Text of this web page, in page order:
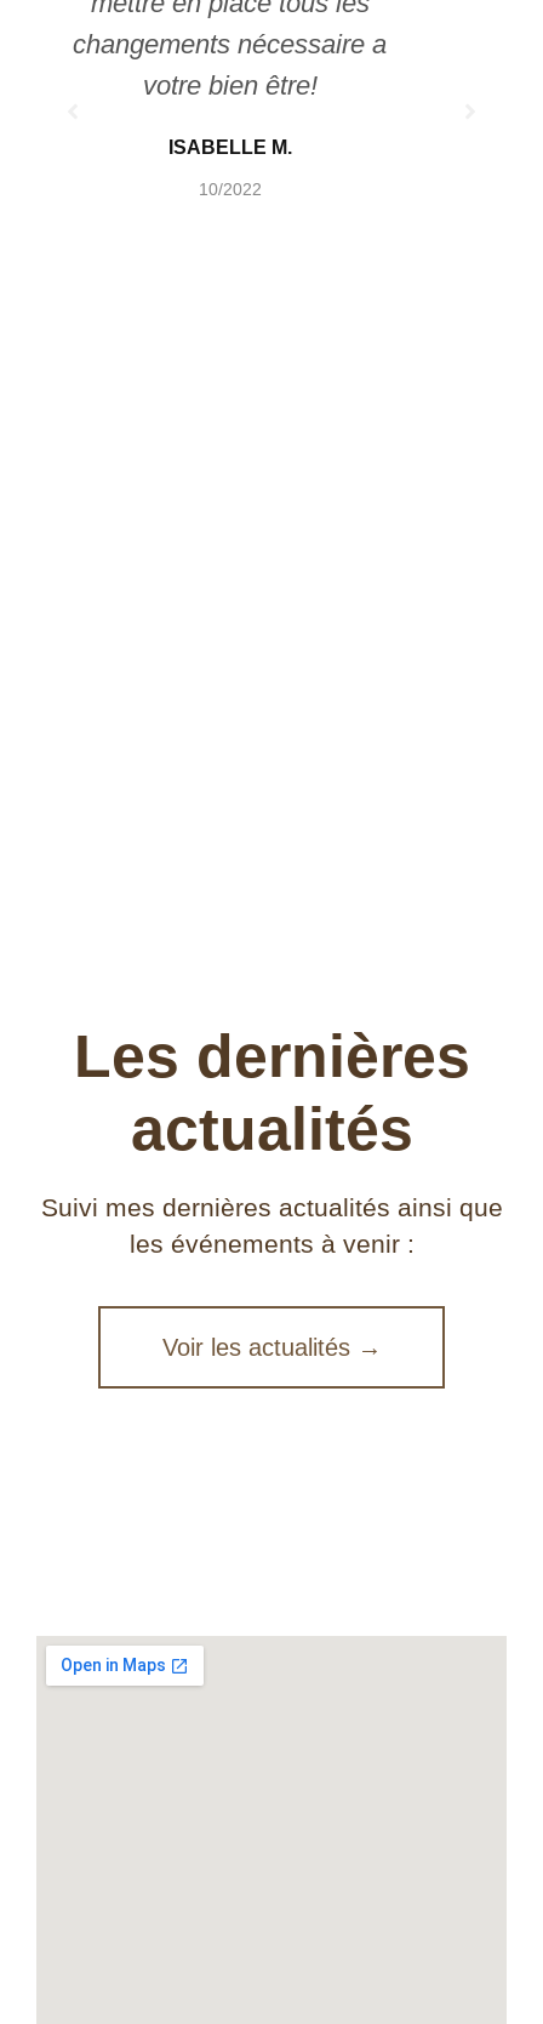
changements nécessaire a
votre bien être!
ISABELLE M.
10/2022
Les dernières
actualités
Suivi mes dernières actualités ainsi que
les événements à venir :
Voir les actualités →